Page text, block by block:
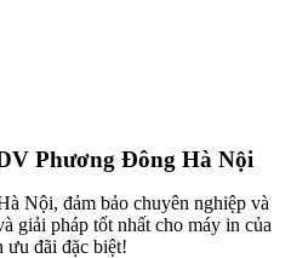
Phương Đông Hà Nội
Nội, đảm bảo chuyên nghiệp và
giải pháp tốt nhất cho máy in của
ưu đãi đặc biệt!